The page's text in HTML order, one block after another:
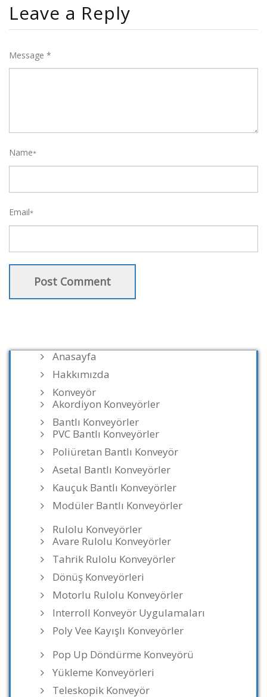
Leave a Reply
Message *
Name*
Email*
Anasayfa
Hakkımızda
Konveyör
Akordiyon Konveyörler
Bantlı Konveyörler
PVC Bantlı Konveyörler
Poliüretan Bantlı Konveyör
Asetal Bantlı Konveyörler
Kauçuk Bantlı Konveyörler
Modüler Bantlı Konveyörler
Rulolu Konveyörler
Avare Rulolu Konveyörler
Tahrik Rulolu Konveyörler
Dönüş Konveyörleri
Motorlu Rulolu Konveyörler
Interroll Konveyör Uygulamaları
Poly Vee Kayışlı Konveyörler
Pop Up Döndürme Konveyörü
Yükleme Konveyörleri
Teleskopik Konveyör